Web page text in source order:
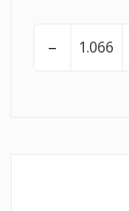
–